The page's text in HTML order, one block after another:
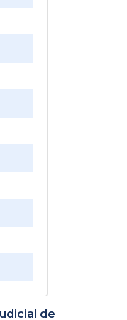
de